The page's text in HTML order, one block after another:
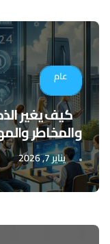
عام
كيف يغير
والمخاطر
يناير 7, 2026